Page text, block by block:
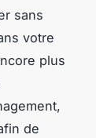
sans
votre
plus
de